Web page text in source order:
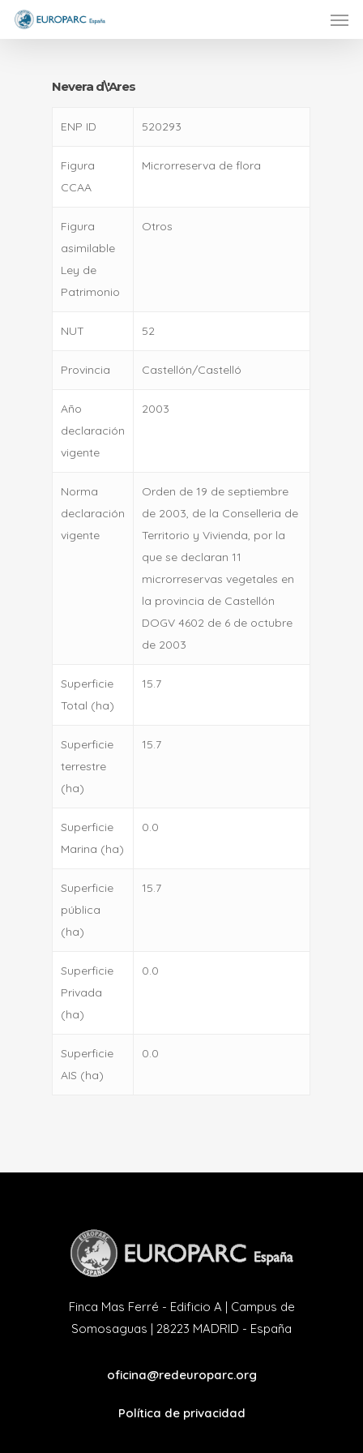
Skip
Nevera d\'Ares
ENP ID 520293
Figura
CCAA
Microrreserva de flora
Figura
asimilable
Ley de
Patrimonio
Otros
NUT 52
Provincia Castellón/Castelló
Año
declaración
vigente
2003
Norma
declaración
vigente
Orden de 19 de septiembre
de 2003, de la Conselleria de
Territorio y Vivienda, por la
que se declaran 11
microrreservas vegetales en
la provincia de Castellón
DOGV 4602 de 6 de octubre
de 2003
Superficie
Total (ha)
15.7
Superficie
terrestre
(ha)
15.7
Superficie
Marina (ha)
0.0
Superficie
pública
(ha)
15.7
Superficie
Privada
(ha)
0.0
Superficie
AIS (ha)
0.0
Finca Mas Ferré - Edificio A | Campus de
Somosaguas | 28223 MADRID - España
oficina@redeuroparc.org
Política de privacidad